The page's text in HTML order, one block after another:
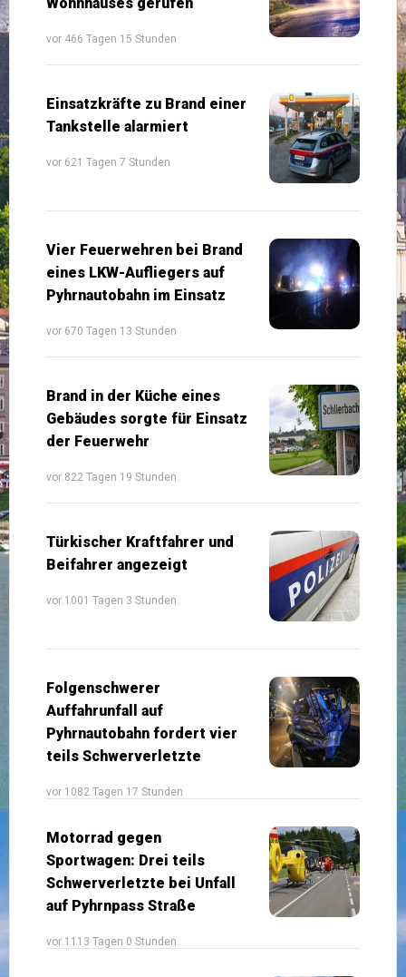
vor 466 Tagen 15 Stunden
Einsatzkräfte zu Brand einer
Tankstelle alarmiert
vor 621 Tagen 7 Stunden
Vier Feuerwehren bei Brand
eines LKW-Aufliegers auf
Pyhrnautobahn im Einsatz
vor 670 Tagen 13 Stunden
Brand in der Küche eines
Gebäudes sorgte für Einsatz
der Feuerwehr
vor 822 Tagen 19 Stunden
Türkischer Kraftfahrer und
Beifahrer angezeigt
vor 1001 Tagen 3 Stunden
Folgenschwerer
Auffahrunfall auf
Pyhrnautobahn fordert vier
teils Schwerverletzte
vor 1082 Tagen 17 Stunden
Motorrad gegen
Sportwagen: Drei teils
Schwerverletzte bei Unfall
auf Pyhrnpass Straße
vor 1113 Tagen 0 Stunden